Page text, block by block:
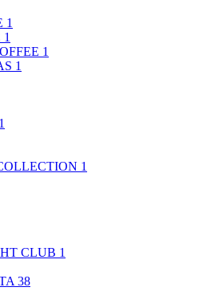
1
1
1
1
1
1
CLUB 1
38